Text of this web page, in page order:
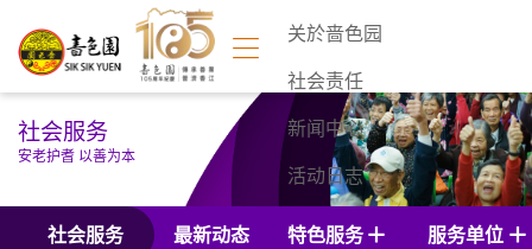
关於啬色园
社会责任
新闻中心
活动日志
联络我们
社会服务
安老护耆 以善为本
社会服务 最新动态 特色服务 服务单位